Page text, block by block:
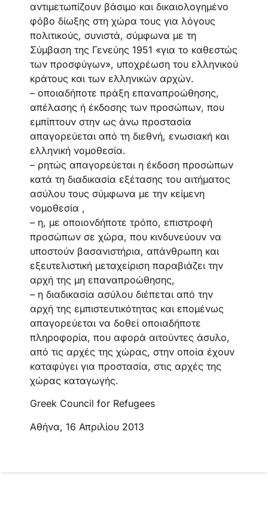
αντιμετωπίζουν βάσιμο και δικαιολογημένο
φόβο δίωξης στη χώρα τους για λόγους
πολιτικούς, συνιστά, σύμφωνα με τη
Σύμβαση της Γενεύης 1951 «για το καθεστώς
των προσφύγων», υποχρέωση του ελληνικού
κράτους και των ελληνικών αρχών.
– οποιαδήποτε πράξη επαναπροώθησης,
απέλασης ή έκδοσης των προσώπων, που
εμπίπτουν στην ως άνω προστασία
απαγορεύεται από τη διεθνή, ενωσιακή και
ελληνική νομοθεσία.
– ρητώς απαγορεύεται η έκδοση προσώπων
κατά τη διαδικασία εξέτασης του αιτήματος
ασύλου τους σύμφωνα με την κείμενη
νομοθεσία ,
– η, με οποιονδήποτε τρόπο, επιστροφή
προσώπων σε χώρα, που κινδυνεύουν να
υποστούν βασανιστήρια, απάνθρωπη και
εξευτελιστική μεταχείριση παραβιάζει την
αρχή της μη επαναπροώθησης,
– η διαδικασία ασύλου διέπεται από την
αρχή της εμπιστευτικότητας και επομένως
απαγορεύεται να δοθεί οποιαδήποτε
πληροφορία, που αφορά αιτούντες άσυλο,
από τις αρχές της χώρας, στην οποία έχουν
καταφύγει για προστασία, στις αρχές της
χώρας καταγωγής.
Greek Council for Refugees
Αθήνα, 16 Απριλίου 2013